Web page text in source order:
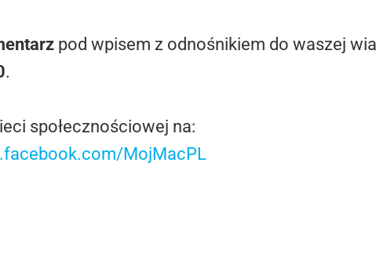
pod wpisem z odnośnikiem do waszej
.
społecznościowej na:
MojMacPL